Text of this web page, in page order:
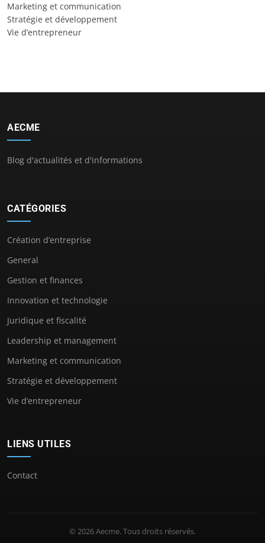
Marketing et communication
Stratégie et développement
Vie d’entrepreneur
AECME
Blog d'actualités et d'informations
CATÉGORIES
Création d’entreprise
General
Gestion et finances
Innovation et technologie
Juridique et fiscalité
Leadership et management
Marketing et communication
Stratégie et développement
Vie d’entrepreneur
LIENS UTILES
Contact
© 2026 Aecme. Tous droits réservés.